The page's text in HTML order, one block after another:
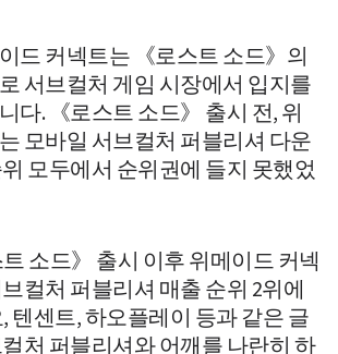
드 커넥트는 《로스트 소드》의
서브컬처 게임 시장에서 입지를
다. 《로스트 소드》 출시 전, 위
모바일 서브컬처 퍼블리셔 다운
모두에서 순위권에 들지 못했었
소드》 출시 이후 위메이드 커넥
컬처 퍼블리셔 매출 순위 2위에
텐센트, 하오플레이 등과 같은 글
처 퍼블리셔와 어깨를 나란히 하